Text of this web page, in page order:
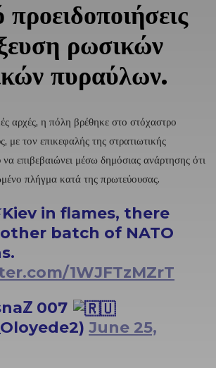
ρωσικών
πυραύλων.
αρχές, η πόλη βρέθηκε στο στόχαστρο
με τον επικεφαλής της στρατιωτικής
επιβεβαιώνει μέσω δημόσιας ανάρτησης ότι
πλήγμα κατά της πρωτεύουσας.
Kiev in flames, there
batch of NATO
1WJFTzMZrT
007
June 25,